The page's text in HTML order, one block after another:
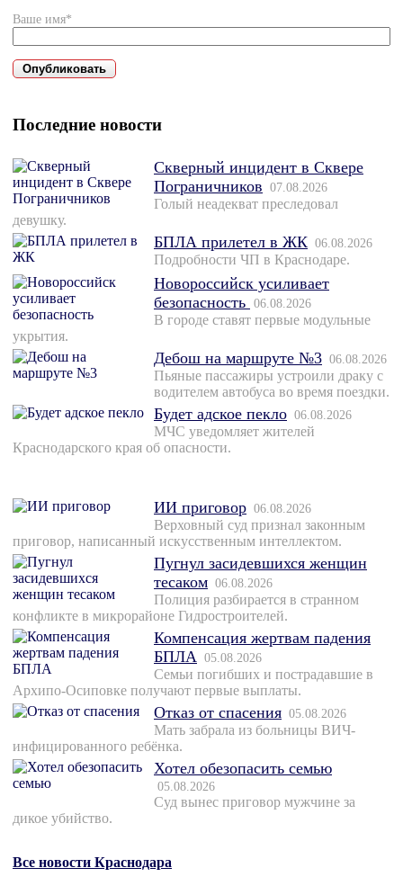
Ваше имя*
Последние новости
Скверный инцидент в Сквере
Пограничников 07.08.2026
Голый неадекват преследовал
девушку.
БПЛА прилетел в ЖК 06.08.2026
Подробности ЧП в Краснодаре.
Новороссийск усиливает
безопасность 06.08.2026
В городе ставят первые модульные
укрытия.
Дебош на маршруте №3 06.08.2026
Пьяные пассажиры устроили драку с
водителем автобуса во время поездки.
Будет адское пекло 06.08.2026
МЧС уведомляет жителей
Краснодарского края об опасности.
ИИ приговор 06.08.2026
Верховный суд признал законным
приговор, написанный искусственным интеллектом.
Пугнул засидевшихся женщин
тесаком 06.08.2026
Полиция разбирается в странном
конфликте в микрорайоне Гидростроителей.
Компенсация жертвам падения
БПЛА 05.08.2026
Семьи погибших и пострадавшие в
Архипо-Осиповке получают первые выплаты.
Отказ от спасения 05.08.2026
Мать забрала из больницы ВИЧ-
инфицированного ребёнка.
Хотел обезопасить семью
05.08.2026
Суд вынес приговор мужчине за
дикое убийство.
Все новости Краснодара